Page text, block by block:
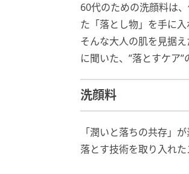
60代のための洗顔料は
た「落とし物」を手に
そんな大人の肌を見据
に聞いた、”落とすケア”
洗顔料
「潤いと落ちの共存」
落とす技術を取り入れた